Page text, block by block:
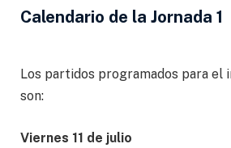
Calendario de la Jornada 1
Los partidos programados para el
son:
Viernes 11 de julio